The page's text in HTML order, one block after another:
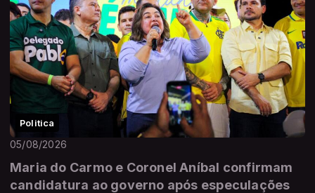
Politica
05/08/2026
Maria do Carmo e Coronel Aníbal confirmam
candidatura ao governo após especulações